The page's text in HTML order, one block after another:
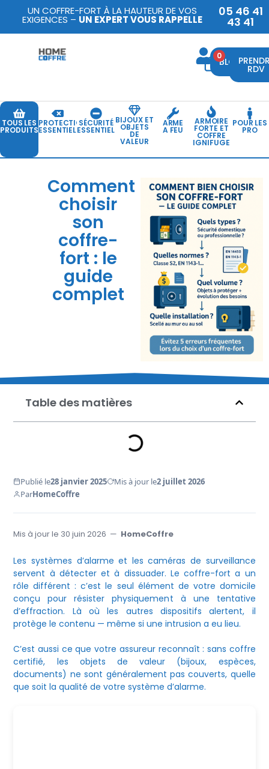
UN COFFRE-FORT À LA HAUTEUR DE VOS
EXIGENCES – UN EXPERT VOUS RAPPELLE
05 46 41
43 41
0BLOG
RDV
TOUS LES
PRODUITS
PROTECTION
ESSENTIELLE
SÉCURITÉ
ESSENTIELLE
BIJOUX ET
OBJETS
DE
VALEUR
ARME
A FEU
ARMOIRE
FORTE ET
COFFRE
IGNIFUGE
POUR LES
PRO
Comment
choisir
son
coffre-
fort : le
guide
complet
Table des matières
Publié le28 janvier 2025 Mis à jour le2 juillet 2026
ParHomeCoffre
Mis à jour le 30 juin 2026 — HomeCoffre
Les systèmes d’alarme et les caméras de surveillance
servent à détecter et à dissuader. Le coffre-fort a un
rôle différent : c’est le seul élément de votre domicile
conçu pour résister physiquement à une tentative
d’effraction. Là où les autres dispositifs alertent, il
protège le contenu — même si une intrusion a eu lieu.
C’est aussi ce que votre assureur reconnaît : sans coffre
certifié, les objets de valeur (bijoux, espèces,
documents) ne sont généralement pas couverts, quelle
que soit la qualité de votre système d’alarme.